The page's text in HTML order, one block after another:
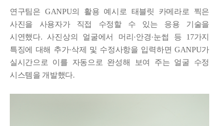
연구팀은 GANPU의 활용 예시로 태블릿 카메라로 찍은
사진을 사용자가 직접 수정할 수 있는 응용 기술을
시연했다. 사진상의 얼굴에서 머리·안경·눈썹 등 17가지
특징에 대해 추가·삭제 및 수정사항을 입력하면 GANPU가
실시간으로 이를 자동으로 완성해 보여 주는 얼굴 수정
시스템을 개발했다.